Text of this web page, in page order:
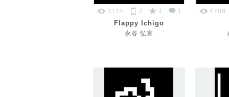
3124 3 4 1
Flappy Ichigo
永谷 弘宣
4788